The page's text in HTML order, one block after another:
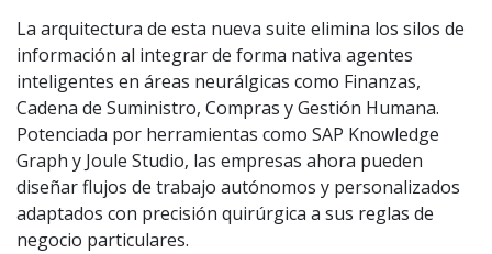
La arquitectura de esta nueva suite elimina los silos de
información al integrar de forma nativa agentes
inteligentes en áreas neurálgicas como Finanzas,
Cadena de Suministro, Compras y Gestión Humana.
Potenciada por herramientas como SAP Knowledge
Graph y Joule Studio, las empresas ahora pueden
diseñar flujos de trabajo autónomos y personalizados
adaptados con precisión quirúrgica a sus reglas de
negocio particulares.